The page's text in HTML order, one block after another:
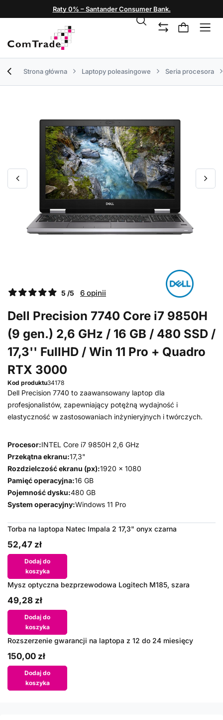
Raty 0% – Santander Consumer Bank.
Strona główna Laptopy poleasingowe Seria procesora
5 /5 6 opinii
Dell Precision 7740 Core i7 9850H
(9 gen.) 2,6 GHz / 16 GB / 480 SSD /
17,3'' FullHD / Win 11 Pro + Quadro
RTX 3000
Kod produktu34178
Dell Precision 7740 to zaawansowany laptop dla
profesjonalistów, zapewniający potężną wydajność i
elastyczność w zastosowaniach inżynieryjnych i twórczych.
Procesor:INTEL Core i7 9850H 2,6 GHz
Przekątna ekranu:17,3"
Rozdzielczość ekranu (px):1920 x 1080
Pamięć operacyjna:16 GB
Pojemność dysku:480 GB
System operacyjny:Windows 11 Pro
Torba na laptopa Natec Impala 2 17,3" onyx czarna
52,47 zł
Dodaj do
koszyka
Mysz optyczna bezprzewodowa Logitech M185, szara
49,28 zł
Dodaj do
koszyka
Rozszerzenie gwarancji na laptopa z 12 do 24 miesięcy
150,00 zł
Dodaj do
koszyka